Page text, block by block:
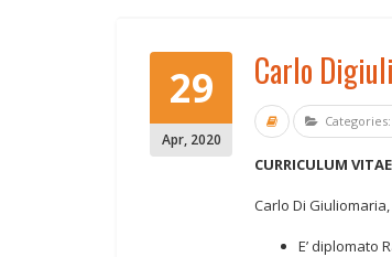
29
Apr, 2020
Carlo
Categories:
CURRICULUM VITAE
Carlo Di
E’ diplomato